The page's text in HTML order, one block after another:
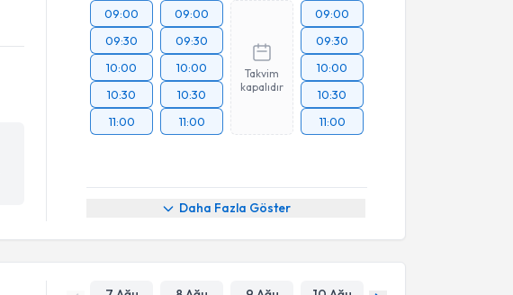
09:00
09:30
10:00
10:30
11:00
09:00
09:30
10:00
10:30
11:00
Takvim
kapalıdır
09:00
09:30
10:00
10:30
11:00
Daha Fazla Göster